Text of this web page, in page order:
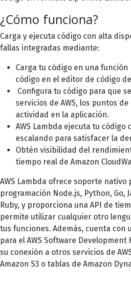
¿Cómo funciona?
Carga y ejecuta código con alta
fallas integradas mediante:
Carga tu código en una
código en el editor de código de
Configura tu código para que
servicios de AWS, los puntos de
actividad en la aplicación.
AWS Lambda ejecuta tu código
escalando para satisfacer la
Obtén visibilidad del
tiempo real de Amazon
AWS Lambda ofrece soporte nativo
programación Node.js, Python, Go,
Ruby, y proporciona una API de
permite utilizar cualquier otro
tus funciones. Además, cuenta con
para el AWS Software Development
su conexión a otros servicios de
Amazon S3 o tablas de Amazon